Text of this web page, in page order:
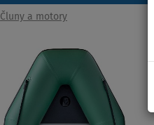
Čluny a motory